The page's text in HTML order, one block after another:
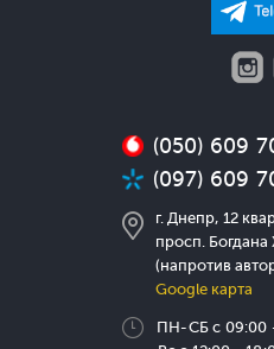
(050) 609
(097) 609
г. Днепр, 12
просп. Богдана
(напротив
Google карта
ПН-СБ с 09:00